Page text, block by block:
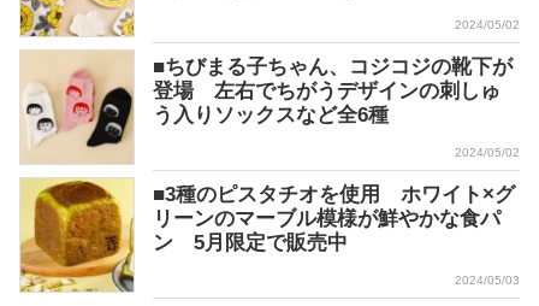
2024/05/02
■ちびまる子ちゃん、コジコジの靴下が
登場 左右でちがうデザインの刺しゅ
う入りソックスなど全6種
2024/05/02
■3種のピスタチオを使用 ホワイト×グ
リーンのマーブル模様が鮮やかな食パ
ン 5月限定で販売中
2024/05/03